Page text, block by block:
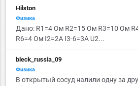
Hilston
Физика
Дано: R1=4 Ом R2=15 Ом R3=10 Ом
R6=4 Ом I2=2А I3-6=3А U2...
bleck_russia_09
Физика
В открытый сосуд налили одну за